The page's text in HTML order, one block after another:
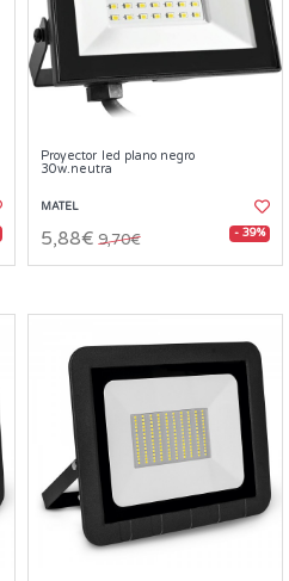
Proyector led plano negro
30w.neutra
MATEL
5,88€ 9,70€ - 39%